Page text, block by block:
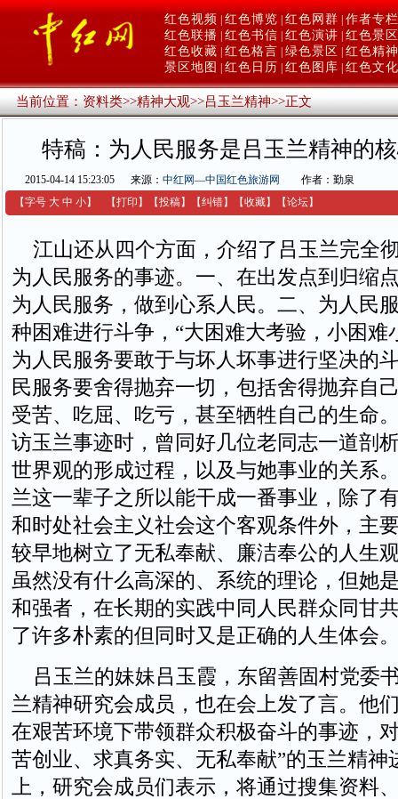
红色视频 红色博览 红色网群 作者专栏
红色联播 红色书信 红色演讲 红色景区
红色收藏 红色格言 绿色景区
红色精神
景区地图
红色日历 红色图库 红色文化
当前位置：资料类>>精神大观>>吕玉兰精神>>正文
特稿：为人民服务是吕玉兰精神的
2015-04-14 15:23:05 来源： 中红网—中国红色旅游网
作者：勤泉
【字号 大 中 小】 【打印 】 【投稿】 【纠错】 【收藏】 【论坛】
江山还从四个方面，介绍了吕玉兰完全
为人民服务的事迹。一、在出发点到归缩
为人民服务，做到心系人民。二、为人民
种困难进行斗争，“大困难大考验，小困难
为人民服务要敢于与坏人坏事进行坚决的
民服务要舍得抛弃一切，包括舍得抛弃自
受苦、吃屈、吃亏，甚至牺牲自己的生命
访玉兰事迹时，曾同好几位老同志一道剖
世界观的形成过程，以及与她事业的关系
兰这一辈子之所以能干成一番事业，除了
和时处社会主义社会这个客观条件外，主
较早地树立了无私奉献、廉洁奉公的人生
虽然没有什么高深的、系统的理论，但她
和强者，在长期的实践中同人民群众同甘
了许多朴素的但同时又是正确的人生体会
吕玉兰的妹妹吕玉霞，东留善固村党委
兰精神研究会成员，也在会上发了言。他
在艰苦环境下带领群众积极奋斗的事迹，
苦创业、求真务实、无私奉献”的玉兰精神
上，研究会成员们表示，将通过搜集资料